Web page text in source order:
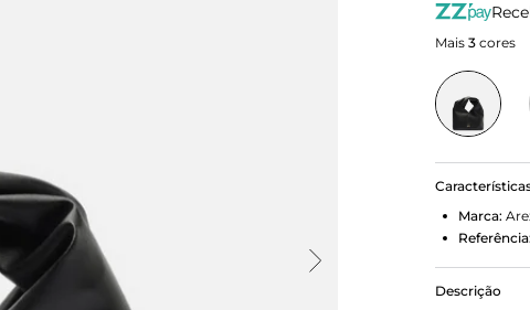
Mais 3 cores
Marca:
Referência:
Descrição